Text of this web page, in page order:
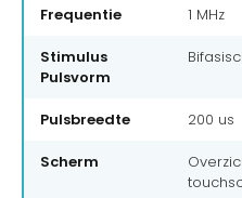
Frequentie 1 MHz
Stimulus
Pulsvorm
Pulsbreedte 200 us
Scherm